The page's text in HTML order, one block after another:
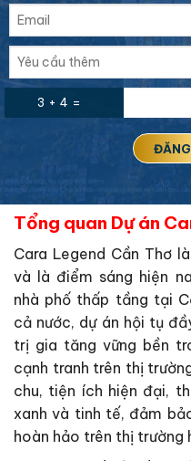
3 + 4 =
Tổng quan Dự án
Cara Legend Cần Thơ
và là điểm sáng hiện
nhà phố thấp tầng tại
cả nước, dự án hội tụ
trị gia tăng vững bền
cạnh tranh trên thị
chu, tiện ích hiện đại,
xanh và tinh tế, đảm
hoàn hảo trên thị trường